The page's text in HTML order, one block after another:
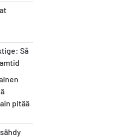
Så
pitää